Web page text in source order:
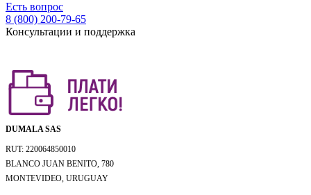
Есть вопрос
8 (800) 200-79-65
Консультации и поддержка
DUMALA SAS
RUT: 220064850010
BLANCO JUAN BENITO, 780
MONTEVIDEO, URUGUAY